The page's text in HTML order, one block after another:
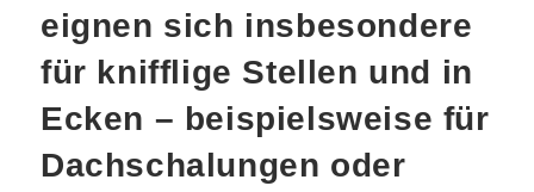
eignen sich insbesondere
für knifflige Stellen und in
Ecken – beispielsweise für
Dachschalungen oder